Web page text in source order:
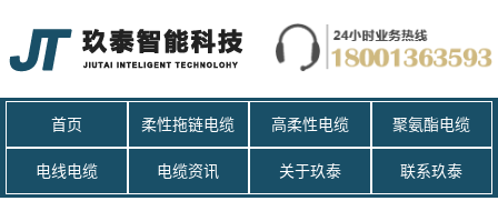
首页 柔性拖链电缆 高柔性电缆 聚氨酯电缆
电线电缆 电缆资讯 关于玖泰 联系玖泰